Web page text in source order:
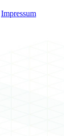
Impressum